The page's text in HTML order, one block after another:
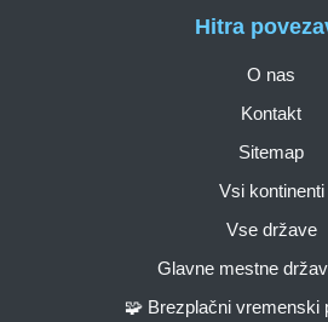
Hitra
O nas
Kontakt
Sitemap
Vsi kontinenti
Vse države
Glavne mestne
🧩 Brezplačni vremenski